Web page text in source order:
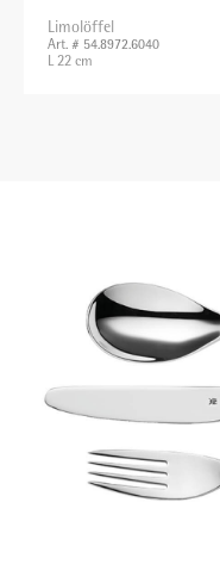
Limolöffel
Art. # 54.8972.6040
L 22 cm